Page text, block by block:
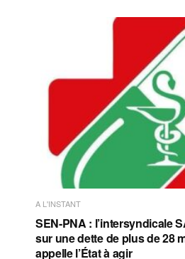
A L'INSTANT
SEN-PNA : l’intersyndicale
sur une dette de plus de 28
appelle l’État à agir